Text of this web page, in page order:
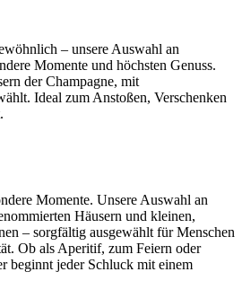
– unsere Auswahl an
Momente und höchsten Genuss.
der Champagne, mit
Ideal zum Anstoßen, Verschenken
Momente. Unsere Auswahl an
Häusern und kleinen,
– sorgfältig ausgewählt für Menschen
Ob als Aperitif, zum Feiern oder
beginnt jeder Schluck mit einem